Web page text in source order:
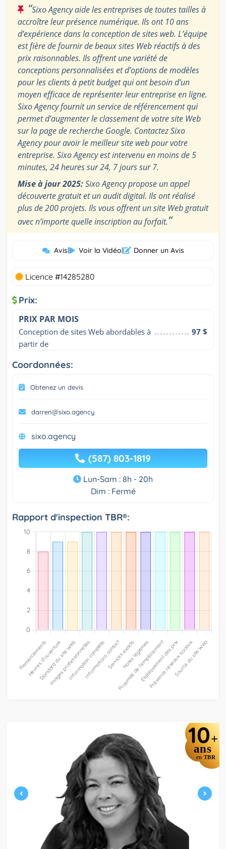
“Sixo Agency aide les entreprises de toutes tailles à
accroître leur présence numérique. Ils ont 10 ans
d’expérience dans la conception de sites web. L’équipe
est fière de fournir de beaux sites Web réactifs à des
prix raisonnables. Ils offrent une variété de
conceptions personnalisées et d’options de modèles
pour les clients à petit budget qui ont besoin d’un
moyen efficace de représenter leur entreprise en ligne.
Sixo Agency fournit un service de référencement qui
permet d’augmenter le classement de votre site Web
sur la page de recherche Google. Contactez Sixo
Agency pour avoir le meilleur site web pour votre
entreprise. Sixo Agency est intervenu en moins de 5
minutes, 24 heures sur 24, 7 jours sur 7.
Mise à jour 2025:Sixo Agency propose un appel
découverte gratuit et un audit digital. Ils ont réalisé
plus de 200 projets. Ils vous offrent un site Web gratuit
avec n’importe quelle inscription au forfait.”
Avis| Voir la Vidéo| Donner un Avis
Licence #14285280
Prix:
PRIX PAR MOIS
Conception de sites Web abordables à
partir de
97 $
Coordonnées:
Obtenez un devis
darren@sixo.agency
sixo.agency
(587) 803-1819
Lun-Sam : 8h - 20h
Dim : Fermé
Rapport d'inspection TBR®:
10+
ans
en TBR